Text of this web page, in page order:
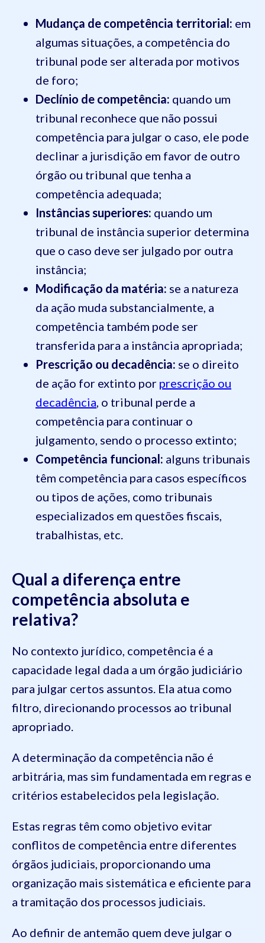
Mudança de competência territorial: em
algumas situações, a competência do
tribunal pode ser alterada por motivos
de foro;
Declínio de competência: quando um
tribunal reconhece que não possui
competência para julgar o caso, ele pode
declinar a jurisdição em favor de outro
órgão ou tribunal que tenha a
competência adequada;
Instâncias superiores: quando um
tribunal de instância superior determina
que o caso deve ser julgado por outra
instância;
Modificação da matéria: se a natureza
da ação muda substancialmente, a
competência também pode ser
transferida para a instância apropriada;
Prescrição ou decadência: se o direito
de ação for extinto por prescrição ou
decadência , o tribunal perde a
competência para continuar o
julgamento, sendo o processo extinto;
Competência funcional: alguns tribunais
têm competência para casos específicos
ou tipos de ações, como tribunais
especializados em questões fiscais,
trabalhistas, etc.
Qual a diferença entre
competência absoluta e
relativa?
No contexto jurídico, competência é a
capacidade legal dada a um órgão judiciário
para julgar certos assuntos. Ela atua como
filtro, direcionando processos ao tribunal
apropriado.
A determinação da competência não é
arbitrária, mas sim fundamentada em regras e
critérios estabelecidos pela legislação.
Estas regras têm como objetivo evitar
conflitos de competência entre diferentes
órgãos judiciais, proporcionando uma
organização mais sistemática e eficiente para
a tramitação dos processos judiciais.
Ao definir de antemão quem deve julgar o